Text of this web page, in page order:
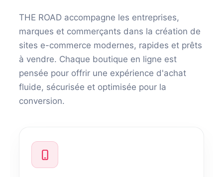
THE ROAD accompagne les entreprises,
marques et commerçants dans la création de
sites e-commerce modernes, rapides et prêts
à vendre. Chaque boutique en ligne est
pensée pour offrir une expérience d'achat
fluide, sécurisée et optimisée pour la
conversion.